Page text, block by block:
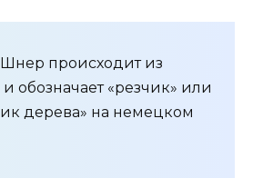
происходит из
обозначает «резчик» или
дерева» на немецком